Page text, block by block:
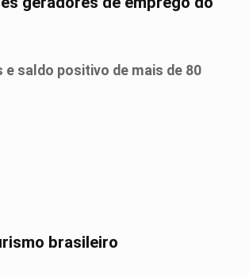
saldo positivo de mais de 80
brasileiro